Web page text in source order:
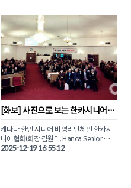
토론토 팬들을 찾은 유나이트 멤버 은호, 스
티브, 형석, 우노, 데이, 경문, 시온 은 ‘1 of 9’,
‘Rock Steady’ 등 인기곡을 열창하며 화려
한 퍼포먼스를 선보였다.
토론토 공연을 마친 유나이트는 17일(화)
몬트리올, 19일(목) 밴쿠버 공연으로 캐나
다 투어의 남은 일정을 이어갈 예정이며 오
는 8월에 열리는 '2026토론한인대축제
(TKF)'에도 참여하여 현지 팬들에게 K-팝
무대를 선보일 예정이다.
CKN뉴스와 함께 토론토 콘서트 현장의 뜨
거운 열기를 사진으로 만나보자.
[화보] 사진으로 보는 한카시니어협
회 ‘2025 송년대축제’
캐나다 한인 시니어 비영리단체인 한카시
니어협회(회장 김원미, Hanca Senior
Association)가 주최한 '2025 송년대축
2025-12-19 16:55:12